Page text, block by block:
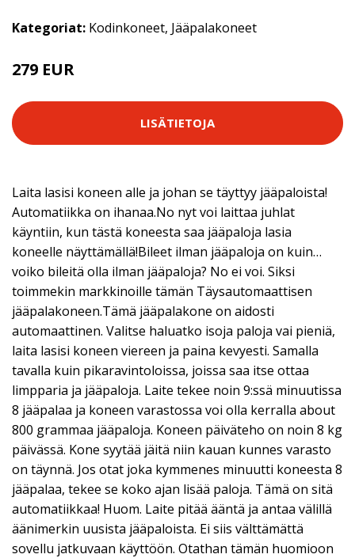
Kategoriat: Kodinkoneet, Jääpalakoneet
279 EUR
LISÄTIETOJA
Laita lasisi koneen alle ja johan se täyttyy jääpaloista!
Automatiikka on ihanaa.No nyt voi laittaa juhlat
käyntiin, kun tästä koneesta saa jääpaloja lasia
koneelle näyttämällä!Bileet ilman jääpaloja on kuin…
voiko bileitä olla ilman jääpaloja? No ei voi. Siksi
toimmekin markkinoille tämän Täysautomaattisen
jääpalakoneen.Tämä jääpalakone on aidosti
automaattinen. Valitse haluatko isoja paloja vai pieniä,
laita lasisi koneen viereen ja paina kevyesti. Samalla
tavalla kuin pikaravintoloissa, joissa saa itse ottaa
limpparia ja jääpaloja. Laite tekee noin 9:ssä minuutissa
8 jääpalaa ja koneen varastossa voi olla kerralla about
800 grammaa jääpaloja. Koneen päiväteho on noin 8 kg
päivässä. Kone syytää jäitä niin kauan kunnes varasto
on täynnä. Jos otat joka kymmenes minuutti koneesta 8
jääpalaa, tekee se koko ajan lisää paloja. Tämä on sitä
automatiikkaa! Huom. Laite pitää ääntä ja antaa välillä
äänimerkin uusista jääpaloista. Ei siis välttämättä
sovellu jatkuvaan käyttöön. Otathan tämän huomioon